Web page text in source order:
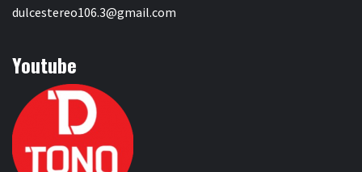
dulcestereo106.3@gmail.com
Youtube